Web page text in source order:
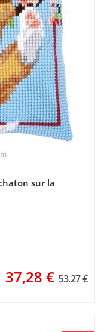
sur la
37,28 € 53.27 €